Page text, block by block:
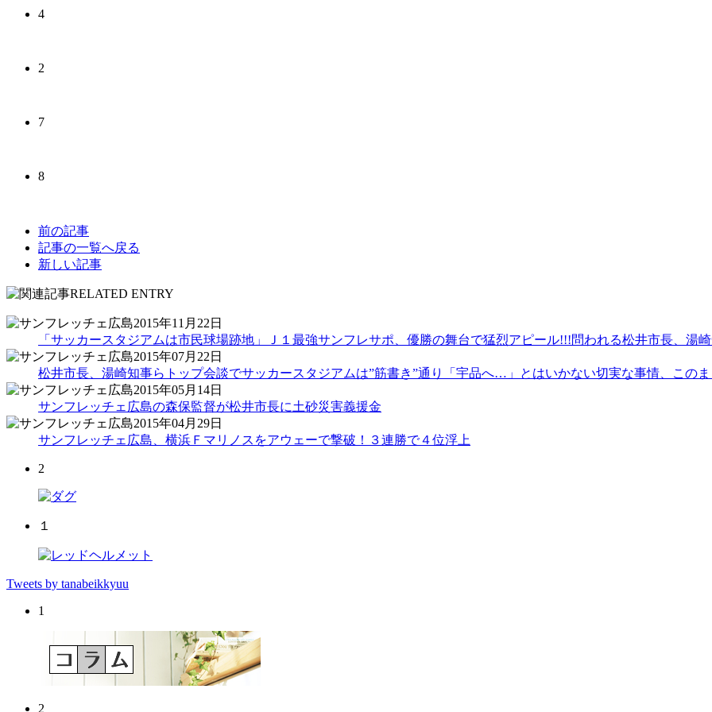
4
2
7
8
前の記事
記事の一覧へ戻る
新しい記事
2015年11月22日
「サッカースタジアムは市民球場跡地」Ｊ１最強サンフレサポ、優勝の舞台で猛烈アピール!!!問われる松井市長、湯
2015年07月22日
松井市長、湯崎知事らトップ会談でサッカースタジアムは”筋書き”通り「宇品へ…」とはいかない切実な事情、この
2015年05月14日
サンフレッチェ広島の森保監督が松井市長に土砂災害義援金
2015年04月29日
サンフレッチェ広島、横浜Ｆマリノスをアウェーで撃破！３連勝で４位浮上
2
１
Tweets by tanabeikkyuu
1
2